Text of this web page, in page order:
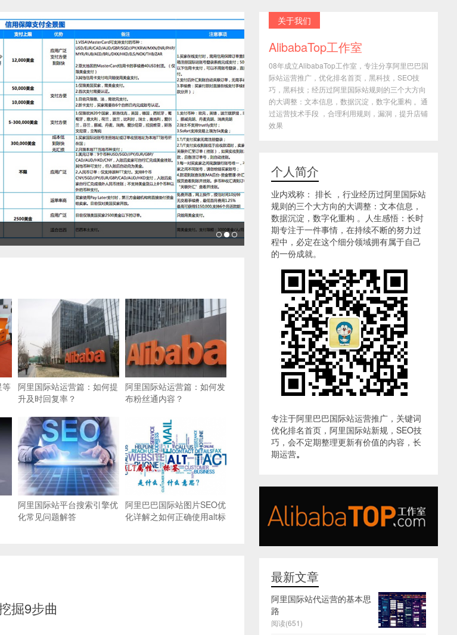
等 阿里国际站运营篇：如何提
升及时回复率？
阿里国际站运营篇：如何发
布粉丝通内容？
阿里国际站平台搜索引擎优
化常见问题解答
阿里巴巴国际站图片SEO优
化详解之如何正确使用alt标
掘9步曲
关于我们
AlibabaTop工作室
08年成立AlibabaTop工作室，专注分享阿里巴巴国
际站运营推广，优化排名首页，黑科技，SEO技
巧，黑科技；经历过阿里国际站规则的三个大方向
的大调整：文本信息，数据沉淀，数字化重构 。通
过运营技术手段 ，合理利用规则，漏洞，提升店铺
效果
个人简介
业内戏称： 排长 ，行业经历过阿里国际站
规则的三个大方向的大调整：文本信息，
数据沉淀，数字化重构 。人生感悟：长时
期专注于一件事情，在持续不断的努力过
程中，必定在这个细分领域拥有属于自己
的一份成就。
专注于阿里巴巴国际站运营推广，关键词
优化排名首页，阿里国际站新规，SEO技
巧，会不定期整理更新有价值的内容，长
期运营。
最新文章
阿里国际站代运营的基本思
路
阅读(651)